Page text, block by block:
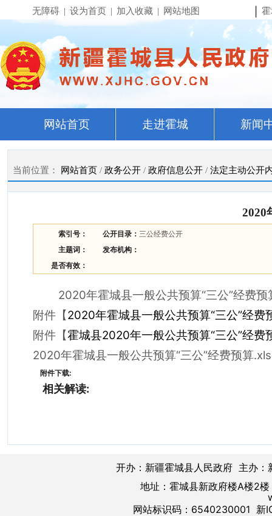
无障碍 | 设为首页 | 加入收藏 | 网站地图
网站首页 走进霍城 新闻
当前位置： 网站首页 / 政务公开 / 政府信息公开 / 法定主动公开
2020
索引号： 公开目录： 三公经费公开
主题词：
发布机构：
是否有效：
2020年霍城县一般公共预算“三公”经费预
附件【2020年霍城县一般公共预算“三公”经费
附件【霍城县2020年一般公共预算“三公”经
2020年霍城县一般公共预算“三公”经费预算
附件下载:
相关解读:
开办：新疆霍城县人民政府 主办
地址：霍城县新政府楼A楼
网站标识码：6540230001 新